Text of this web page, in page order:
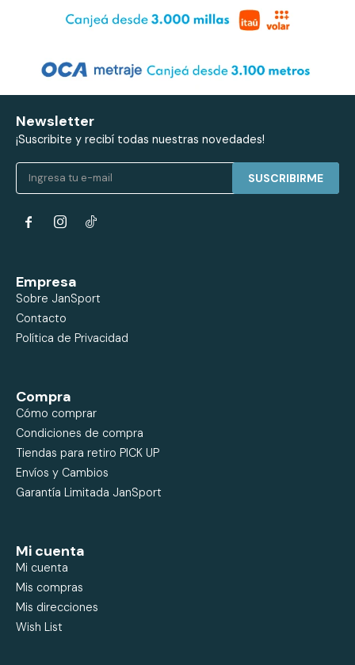
Newsletter
¡Suscribite y recibí todas nuestras novedades!
SUSCRIBIRME
 
Empresa
Sobre JanSport
Contacto
Política de Privacidad
Compra
Cómo comprar
Condiciones de compra
Tiendas para retiro PICK UP
Envíos y Cambios
Garantía Limitada JanSport
Mi cuenta
Mi cuenta
Mis compras
Mis direcciones
Wish List